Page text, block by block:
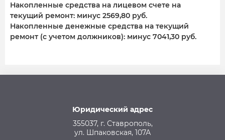
Накопленные средства на лицевом счете на
текущий ремонт: минус 2569,80 руб.
Накопленные денежные средства на текущий
ремонт (с учетом должников): минус 7041,30 руб.
Юридический адрес
355037, г. Ставрополь,
ул. Шпаковская, 107А